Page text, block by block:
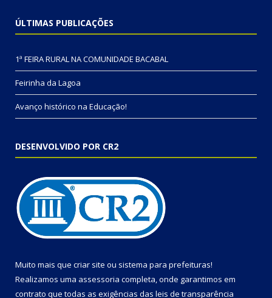
ÚLTIMAS PUBLICAÇÕES
1ª FEIRA RURAL NA COMUNIDADE BACABAL
Feirinha da Lagoa
Avanço histórico na Educação!
DESENVOLVIDO POR CR2
Muito mais que criar site ou sistema para prefeituras!
Realizamos uma assessoria completa, onde garantimos em
contrato que todas as exigências das leis de transparência